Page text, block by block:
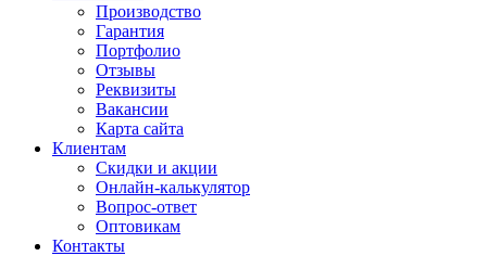
Производство
Гарантия
Портфолио
Отзывы
Реквизиты
Вакансии
Карта сайта
Клиентам
Скидки и акции
Онлайн-калькулятор
Вопрос-ответ
Оптовикам
Контакты